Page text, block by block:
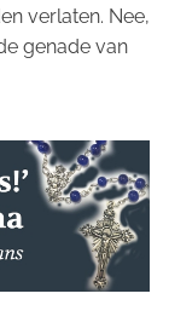
verlaten. Nee,
genade van